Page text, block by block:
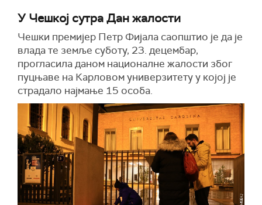
У Чешкој сутра Дан жалости
Чешки премијер Петр Фијала саопштио је да је
влада те земље суботу, 23. децембар,
прогласила даном националне жалости због
пуцњаве на Карловом универзитету у којој је
страдало најмање 15 особа.